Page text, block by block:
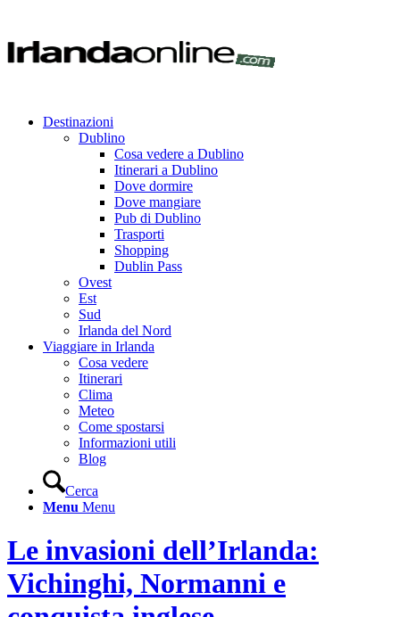
Destinazioni
Dublino
Cosa vedere a Dublino
Itinerari a Dublino
Dove dormire
Dove mangiare
Pub di Dublino
Trasporti
Shopping
Dublin Pass
Ovest
Est
Sud
Irlanda del Nord
Viaggiare in Irlanda
Cosa vedere
Itinerari
Clima
Meteo
Come spostarsi
Informazioni utili
Blog
Cerca
Menu Menu
Le invasioni dell’Irlanda:
Vichinghi, Normanni e